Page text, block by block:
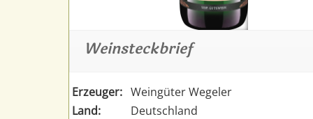
Weinsteckbrief
Erzeuger: Weingüter Wegeler
Land:
Deutschland